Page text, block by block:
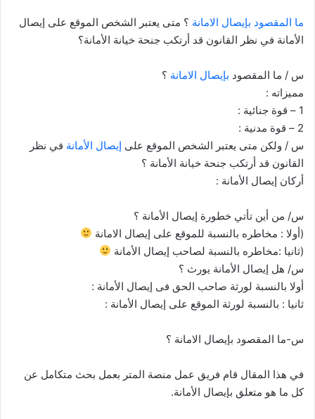
ما المقصود بإيصال الامانة ؟ متى يعتبر الشخص الموقع على إيصال
الأمانة في نظر القانون قد أرتكب جنحة خيانة الأمانة؟
س / ما المقصود بإيصال الامانة ؟
مميزاته :
1 – قوة جنائية :
2 – قوة مدنية :
س / ولكن متى يعتبر الشخص الموقع على إيصال الأمانة في نظر
القانون قد أرتكب جنحة خيانة الأمانة ؟
أركان إيصال الأمانة :
س/ من أين تأتي خطورة إيصال الأمانة ؟
(أولا : مخاطره بالنسبة للموقع على إيصال الامانة
(ثانيا :مخاطره بالنسبة لصاحب إيصال الأمانة
س/ هل إيصال الأمانة يورث ؟
أولا بالنسبة لورثة صاحب الحق فى إيصال الأمانة :
ثانيا : بالنسبة لورثة الموقع على إيصال الأمانة :
س-ما المقصود بإيصال الامانة ؟
في هذا المقال قام فريق عمل منصة المتر بعمل بحث متكامل عن
كل ما هو متعلق بإيصال الأمانة.